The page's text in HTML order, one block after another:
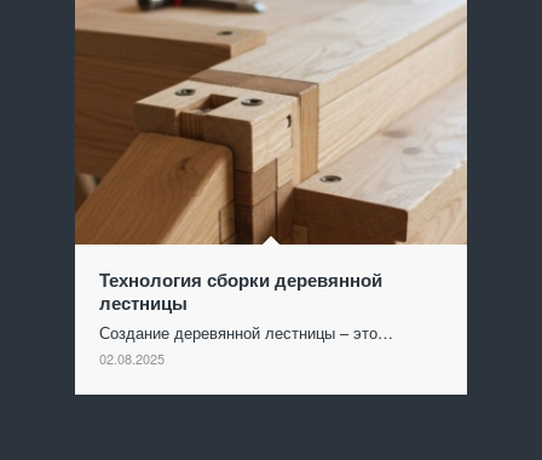
Технология сборки деревянной
лестницы
Создание деревянной лестницы – это…
02.08.2025